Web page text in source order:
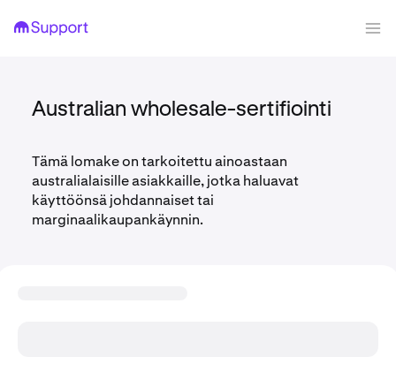
Australian wholesale-sertifiointi
Tämä lomake on tarkoitettu ainoastaan
australialaisille asiakkaille, jotka haluavat
käyttöönsä johdannaiset tai
marginaalikaupankäynnin.